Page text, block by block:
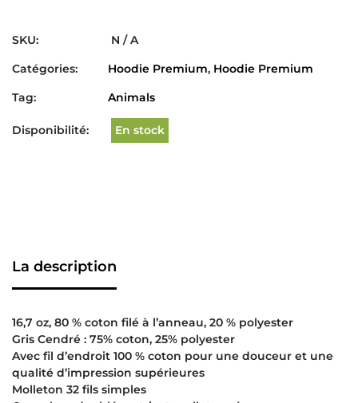
SKU:
N / A
Catégories:
Hoodie Premium, Hoodie Premium
Tag:
Animals
Disponibilité: En stock
La description
16,7 oz, 80 % coton filé à l’anneau, 20 % polyester
Gris Cendré : 75% coton, 25% polyester
Avec fil d’endroit 100 % coton pour une douceur et une
qualité d’impression supérieures
Molleton 32 fils simples